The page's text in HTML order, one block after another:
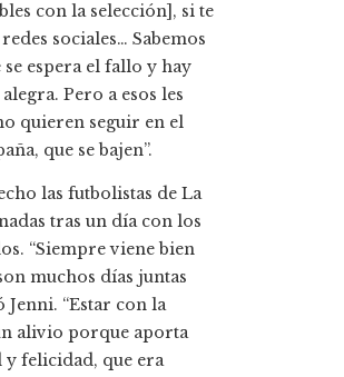
con la selección], si te
sociales… Sabemos
espera el fallo y hay
Pero a esos les
quieren seguir en el
que se bajen”.
las futbolistas de La
tras un día con los
“Siempre viene bien
muchos días juntas
Jenni. “Estar con la
alivio porque aporta
felicidad, que era